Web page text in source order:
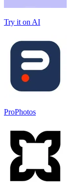
Try it on AI
ProPhotos